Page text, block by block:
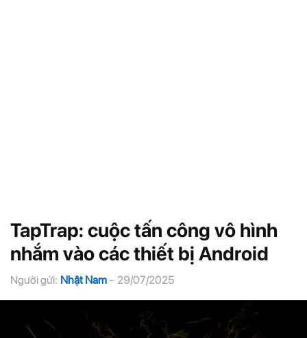
TapTrap: cuộc tấn công vô hình
nhắm vào các thiết bị Android
Người gửi: Nhật Nam - 29/07/2025